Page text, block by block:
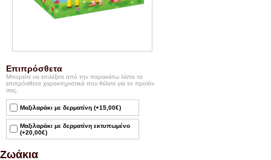
Επιπρόσθετα
Μπορείτε να επιλέξετε από την παρακάτω λίστα τα
επιπρόσθετα χαρακτηριστικά που θέλετε για το προϊόν
σας.
Μαξιλαράκι με δερματίνη (+15,00€)
Μαξιλαράκι με δερματίνη εκτυπωμένο
(+20,00€)
Ζωάκια